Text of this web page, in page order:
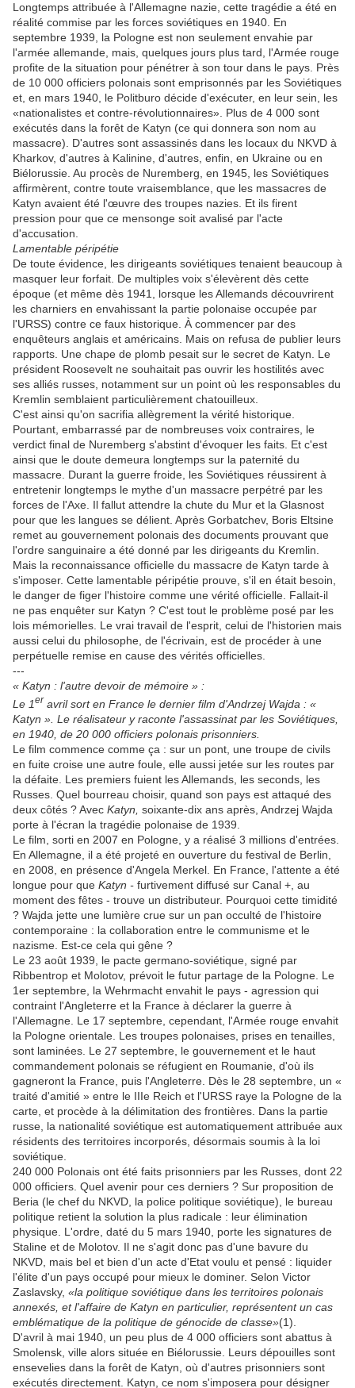
Longtemps attribuée à l'Allemagne nazie, cette tragédie a été en
réalité commise par les forces soviétiques en 1940. En
septembre 1939, la Pologne est non seulement envahie par
l'armée allemande, mais, quelques jours plus tard, l'Armée rouge
profite de la situation pour pénétrer à son tour dans le pays. Près
de 10 000 officiers polonais sont emprisonnés par les Soviétiques
et, en mars 1940, le Politburo décide d'exécuter, en leur sein, les
«nationalistes et contre-révolutionnaires». Plus de 4 000 sont
exécutés dans la forêt de Katyn (ce qui donnera son nom au
massacre). D'autres sont assassinés dans les locaux du NKVD à
Kharkov, d'autres à Kalinine, d'autres, enfin, en Ukraine ou en
Biélorussie. Au procès de Nuremberg, en 1945, les Soviétiques
affirmèrent, contre toute vraisemblance, que les massacres de
Katyn avaient été l'œuvre des troupes nazies. Et ils firent
pression pour que ce mensonge soit avalisé par l'acte
d'accusation.
Lamentable péripétie
De toute évidence, les dirigeants soviétiques tenaient beaucoup à
masquer leur forfait. De multiples voix s'élevèrent dès cette
époque (et même dès 1941, lorsque les Allemands découvrirent
les charniers en envahissant la partie polonaise occupée par
l'URSS) contre ce faux historique. À commencer par des
enquêteurs anglais et américains. Mais on refusa de publier leurs
rapports. Une chape de plomb pesait sur le secret de Katyn. Le
président Roosevelt ne souhaitait pas ouvrir les hostilités avec
ses alliés russes, notamment sur un point où les responsables du
Kremlin semblaient particulièrement chatouilleux.
C'est ainsi qu'on sacrifia allègrement la vérité historique.
Pourtant, embarrassé par de nombreuses voix contraires, le
verdict final de Nuremberg s'abstint d'évoquer les faits. Et c'est
ainsi que le doute demeura longtemps sur la paternité du
massacre. Durant la guerre froide, les Soviétiques réussirent à
entretenir longtemps le mythe d'un massacre perpétré par les
forces de l'Axe. Il fallut attendre la chute du Mur et la Glasnost
pour que les langues se délient. Après Gorbatchev, Boris Eltsine
remet au gouvernement polonais des documents prouvant que
l'ordre sanguinaire a été donné par les dirigeants du Kremlin.
Mais la reconnaissance officielle du massacre de Katyn tarde à
s'imposer. Cette lamentable péripétie prouve, s'il en était besoin,
le danger de figer l'histoire comme une vérité officielle. Fallait-il
ne pas enquêter sur Katyn ? C'est tout le problème posé par les
lois mémorielles. Le vrai travail de l'esprit, celui de l'historien mais
aussi celui du philosophe, de l'écrivain, est de procéder à une
perpétuelle remise en cause des vérités officielles.
---
« Katyn : l'autre devoir de mémoire » :
Le 1er avril sort en France le dernier film d'Andrzej Wajda : «
Katyn ». Le réalisateur y raconte l'assassinat par les Soviétiques,
en 1940, de 20 000 officiers polonais prisonniers.
Le film commence comme ça : sur un pont, une troupe de civils
en fuite croise une autre foule, elle aussi jetée sur les routes par
la défaite. Les premiers fuient les Allemands, les seconds, les
Russes. Quel bourreau choisir, quand son pays est attaqué des
deux côtés ? Avec Katyn, soixante-dix ans après, Andrzej Wajda
porte à l'écran la tragédie polonaise de 1939.
Le film, sorti en 2007 en Pologne, y a réalisé 3 millions d'entrées.
En Allemagne, il a été projeté en ouverture du festival de Berlin,
en 2008, en présence d'Angela Merkel. En France, l'attente a été
longue pour que Katyn - furtivement diffusé sur Canal +, au
moment des fêtes - trouve un distributeur. Pourquoi cette timidité
? Wajda jette une lumière crue sur un pan occulté de l'histoire
contemporaine : la collaboration entre le communisme et le
nazisme. Est-ce cela qui gêne ?
Le 23 août 1939, le pacte germano-soviétique, signé par
Ribbentrop et Molotov, prévoit le futur partage de la Pologne. Le
1er septembre, la Wehrmacht envahit le pays - agression qui
contraint l'Angleterre et la France à déclarer la guerre à
l'Allemagne. Le 17 septembre, cependant, l'Armée rouge envahit
la Pologne orientale. Les troupes polonaises, prises en tenailles,
sont laminées. Le 27 septembre, le gouvernement et le haut
commandement polonais se réfugient en Roumanie, d'où ils
gagneront la France, puis l'Angleterre. Dès le 28 septembre, un «
traité d'amitié » entre le IIIe Reich et l'URSS raye la Pologne de la
carte, et procède à la délimitation des frontières. Dans la partie
russe, la nationalité soviétique est automatiquement attribuée aux
résidents des territoires incorporés, désormais soumis à la loi
soviétique.
240 000 Polonais ont été faits prisonniers par les Russes, dont 22
000 officiers. Quel avenir pour ces derniers ? Sur proposition de
Beria (le chef du NKVD, la police politique soviétique), le bureau
politique retient la solution la plus radicale : leur élimination
physique. L'ordre, daté du 5 mars 1940, porte les signatures de
Staline et de Molotov. Il ne s'agit donc pas d'une bavure du
NKVD, mais bel et bien d'un acte d'Etat voulu et pensé : liquider
l'élite d'un pays occupé pour mieux le dominer. Selon Victor
Zaslavsky, «la politique soviétique dans les territoires polonais
annexés, et l'affaire de Katyn en particulier, représentent un cas
emblématique de la politique de génocide de classe»(1).
D'avril à mai 1940, un peu plus de 4 000 officiers sont abattus à
Smolensk, ville alors située en Biélorussie. Leurs dépouilles sont
ensevelies dans la forêt de Katyn, où d'autres prisonniers sont
exécutés directement. Katyn, ce nom s'imposera pour désigner